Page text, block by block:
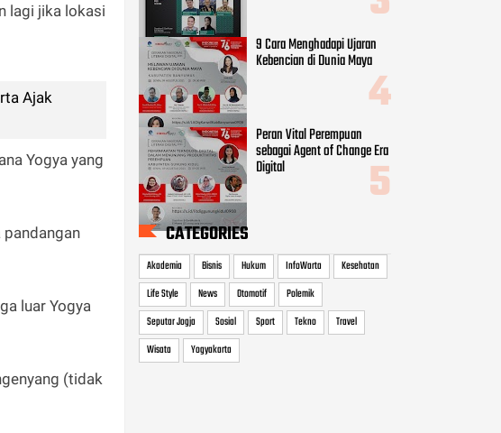
lagi jika lokasi
Ajak
Yogya yang
pandangan
luar Yogya
(tidak
9 Cara Menghadapi Ujaran
Kebencian di Dunia Maya
Peran Vital Perempuan
sebagai Agent of Change Era
Digital
CATEGORIES
Akademia Bisnis Hukum InfoWarta
Kesehatan
Life Style
News Otomotif
Polemik
Seputar Jogja
Sosial Sport Tekno
Travel
Wisata
Yogyakarta